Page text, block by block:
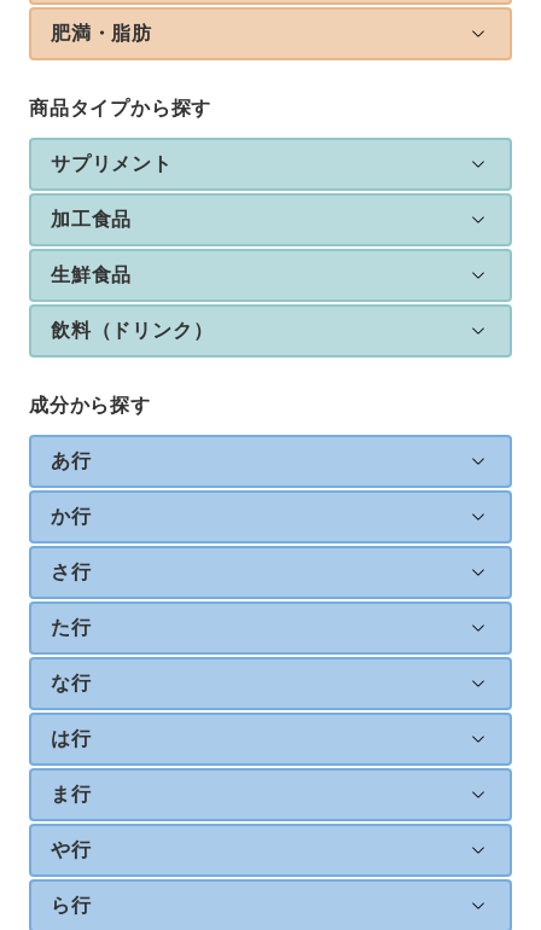
肥満・脂肪
商品タイプから探す
サプリメント
加工食品
生鮮食品
飲料（ドリンク）
成分から探す
あ行
か行
さ行
た行
な行
は行
ま行
や行
ら行